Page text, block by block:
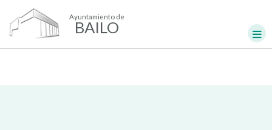
Ayuntamiento de
BAILO